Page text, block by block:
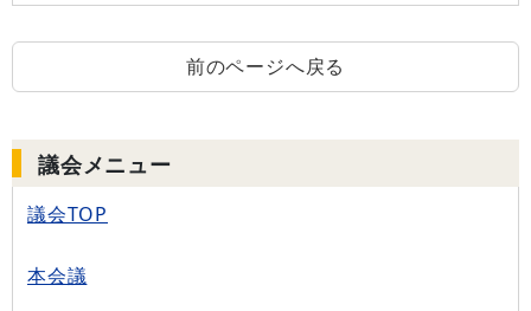
前のページへ戻る
議会メニュー
議会TOP
本会議